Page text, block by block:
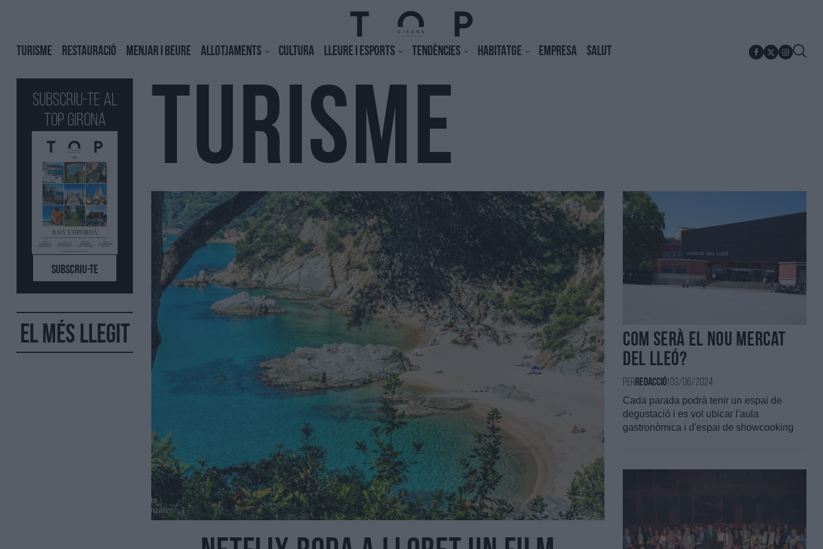
TURISME RESTAURACIÓ MENJAR I BEURE ALLOTJAMENTS CULTURA LLEURE I ESPORTS TENDÈNCIES HABITATGE EMPRESA SALUT
Subscriu-te al
Top GIRONA
SUBSCRIU-TE
TURISME
Com serà el nou Mercat
del Lleó?
PerRedacció 03/06/2024
Cada parada podrà tenir un espai de
degustació i es vol ubicar l'aula
gastronòmica i d'espai de showcooking
El més llegit